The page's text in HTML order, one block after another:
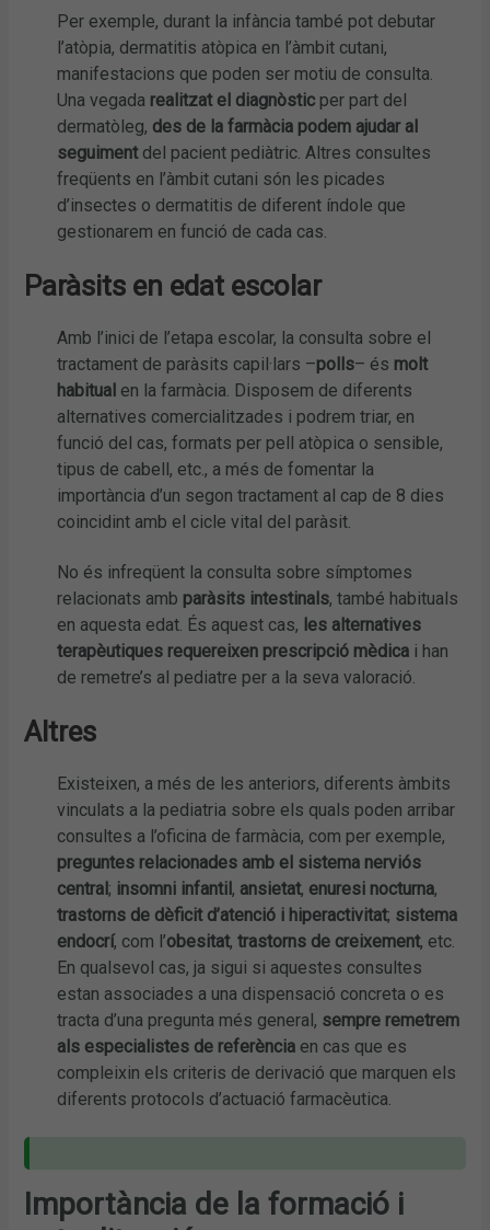
Per exemple, durant la infància també pot debutar
l’atòpia, dermatitis atòpica en l’àmbit cutani,
manifestacions que poden ser motiu de consulta.
Una vegada realitzat el diagnòstic per part del
dermatòleg, des de la farmàcia podem ajudar al
seguimentdel pacient pediàtric. Altres consultes
freqüents en l’àmbit cutani són les picades
d’insectes o dermatitis de diferent índole que
gestionarem en funció de cada cas.
Paràsits en edat escolar
Amb l’inici de l’etapa escolar, la consulta sobre el
tractament de paràsits capil·lars –polls– és molt
habitual en la farmàcia. Disposem de diferents
alternatives comercialitzades i podrem triar, en
funció del cas, formats per pell atòpica o sensible,
tipus de cabell, etc., a més de fomentar la
importància d’un segon tractament al cap de 8 dies
coincidint amb el cicle vital del paràsit.
No és infreqüent la consulta sobre símptomes
relacionats amb paràsits intestinals, també habituals
en aquesta edat. És aquest cas, les alternatives
terapèutiques requereixen prescripció mèdica i han
de remetre’s al pediatre per a la seva valoració.
Altres
Existeixen, a més de les anteriors, diferents àmbits
vinculats a la pediatria sobre els quals poden arribar
consultes a l’oficina de farmàcia, com per exemple,
preguntes relacionades amb el sistema nerviós
central; insomni infantil, ansietat, enuresi nocturna,
trastorns de dèficit d’atenció i hiperactivitat; sistema
endocrí, com l’obesitat,trastorns de creixement, etc.
En qualsevol cas, ja sigui si aquestes consultes
estan associades a una dispensació concreta o es
tracta d’una pregunta més general, sempre remetrem
als especialistes de referència en cas que es
compleixin els criteris de derivació que marquen els
diferents protocols d’actuació farmacèutica.
Importància de la formació i